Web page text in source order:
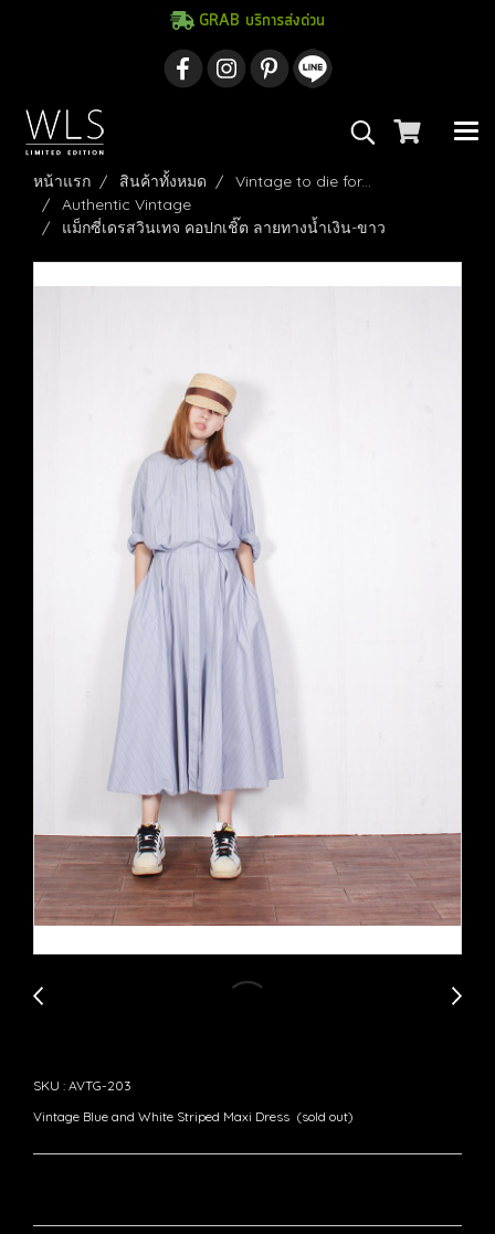
GRAB บริการส่งด่วน
หน้าแรก สินค้าทั้งหมด
Vintage to die for...
Authentic Vintage
แม็กซี่เดรสวินเทจ คอปกเชิ๊ต ลายทางน้ำเงิน-ขาว
SKU : AVTG-203
Vintage Blue and White Striped Maxi Dress (sold out)